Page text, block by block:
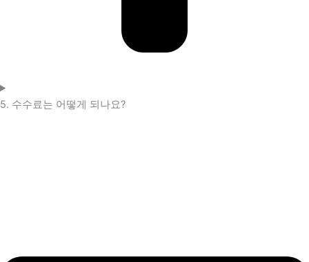
5. 수수료는 어떻게 되나요?